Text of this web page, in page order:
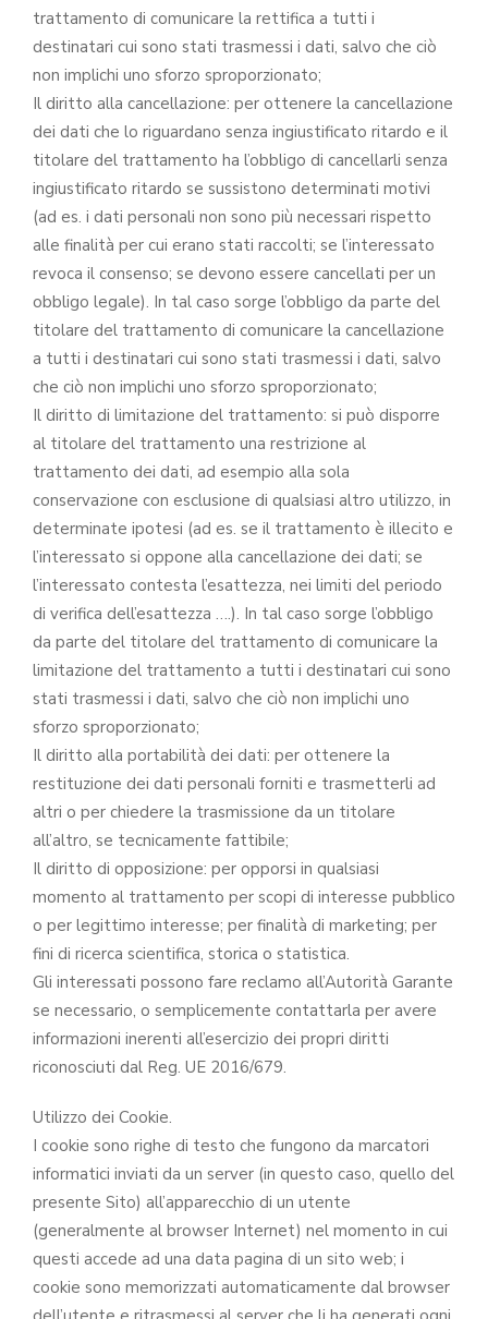
trattamento di comunicare la rettifica a tutti i
destinatari cui sono stati trasmessi i dati, salvo che ciò
non implichi uno sforzo sproporzionato;
Il diritto alla cancellazione: per ottenere la cancellazione
dei dati che lo riguardano senza ingiustificato ritardo e il
titolare del trattamento ha l’obbligo di cancellarli senza
ingiustificato ritardo se sussistono determinati motivi
(ad es. i dati personali non sono più necessari rispetto
alle finalità per cui erano stati raccolti; se l’interessato
revoca il consenso; se devono essere cancellati per un
obbligo legale). In tal caso sorge l’obbligo da parte del
titolare del trattamento di comunicare la cancellazione
a tutti i destinatari cui sono stati trasmessi i dati, salvo
che ciò non implichi uno sforzo sproporzionato;
Il diritto di limitazione del trattamento: si può disporre
al titolare del trattamento una restrizione al
trattamento dei dati, ad esempio alla sola
conservazione con esclusione di qualsiasi altro utilizzo, in
determinate ipotesi (ad es. se il trattamento è illecito e
l’interessato si oppone alla cancellazione dei dati; se
l’interessato contesta l’esattezza, nei limiti del periodo
di verifica dell’esattezza ….). In tal caso sorge l’obbligo
da parte del titolare del trattamento di comunicare la
limitazione del trattamento a tutti i destinatari cui sono
stati trasmessi i dati, salvo che ciò non implichi uno
sforzo sproporzionato;
Il diritto alla portabilità dei dati: per ottenere la
restituzione dei dati personali forniti e trasmetterli ad
altri o per chiedere la trasmissione da un titolare
all’altro, se tecnicamente fattibile;
Il diritto di opposizione: per opporsi in qualsiasi
momento al trattamento per scopi di interesse pubblico
o per legittimo interesse; per finalità di marketing; per
fini di ricerca scientifica, storica o statistica.
Gli interessati possono fare reclamo all’Autorità Garante
se necessario, o semplicemente contattarla per avere
informazioni inerenti all’esercizio dei propri diritti
riconosciuti dal Reg. UE 2016/679.
Utilizzo dei Cookie.
I cookie sono righe di testo che fungono da marcatori
informatici inviati da un server (in questo caso, quello del
presente Sito) all’apparecchio di un utente
(generalmente al browser Internet) nel momento in cui
questi accede ad una data pagina di un sito web; i
cookie sono memorizzati automaticamente dal browser